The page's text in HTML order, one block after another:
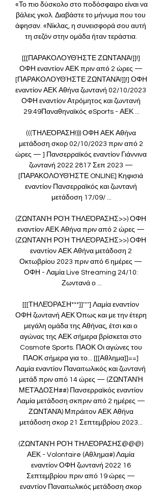
«Το πιο δύσκολο στο ποδόσφαιρο είναι να
βάλεις γκολ. Διαβάστε το μήνυμα που του
άφησαν. «Νίκλας, η συνεισφορά σου αυτή
τη σεζόν στην ομάδα ήταν τεράστια.
[[[ΠΑΡΑΚΟΛΟΥΘΉΣΤΕ ΖΩΝΤΑΝΆ!]]!]
ΟΦΗ εναντίον ΑΕΚ πριν από 2 ώρες —
[ΠΑΡΑΚΟΛΟΥΘΉΣΤΕ ΖΩΝΤΑΝΆ!]]!] ΟΦΗ
εναντίον ΑΕΚ Αθήνα ζωντανή 02/10/2023
ΟΦΗ εναντίον Ατρόμητος και ζωντανή
29:49Παναθηναϊκός eSports - ΑΕΚ ...
(((ΤΗΛΕΌΡΑΣΗ!))) ΟΦΗ ΑΕΚ Αθήνα
μετάδοση σκορ 02/10/2023 πριν από 2
ώρες — ] Πανσερραϊκός εναντίον Γιάννινα
ζωντανή 2022 2817 Σεπ 2023 —
[ΠΑΡΑΚΟΛΟΥΘΉΣΤΕ ONLINE] Κηφισιά
εναντίον Πανσερραϊκός και ζωντανή
μετάδοση 17/09/ ...
(ΖΩΝΤΑΝΉ ΡΟΉ ΤΗΛΕΌΡΑΣΗΣ>>) ΟΦΗ
εναντίον ΑΕΚ Αθήνα πριν από 2 ώρες —
(ΖΩΝΤΑΝΉ ΡΟΉ ΤΗΛΕΌΡΑΣΗΣ>>) ΟΦΗ
εναντίον ΑΕΚ Αθήνα μετάδοση 2
Οκτωβρίου 2023 πριν από 6 ημέρες —
ΟΦΗ - Λαμία Live Streaming 24/10:
Ζωντανά ο ...
[[[ΤΗΛΕΌΡΑΣΗ***]]''''] Λαμία εναντίον
ΟΦΗ ζωντανή ΑΕΚ Όπως και με την έτερη
μεγάλη ομάδα της Αθήνας, έτσι και ο
αγώνας της ΑΕΚ σήμερα βρίσκεται στο
Cosmote Sports. ΠΑΟΚ Οι αγώνες του
ΠΑΟΚ σήμερα για το... [[[Αθλημα]]==]
Λαμία εναντίον Παναιτωλικός και ζωντανή
μετάδ πριν από 14 ώρες — (ΖΩΝΤΑΝΉ
ΜΕΤΆΔΟΣΗ##) Πανσερραϊκός εναντίον
Λαμία μετάδοση σκπριν από 2 ημέρες —
ΖΩΝΤΑΝΆ) Μπράιτον ΑΕΚ Αθήνα
μετάδοση σκορ 21 Σεπτεμβρίου 2023...
(ΖΩΝΤΑΝΉ ΡΟΉ ΤΗΛΕΌΡΑΣΗΣ@@@)
ΑΕΚ - Volontaire (Αθλημα#) Λαμία
εναντίον ΟΦΗ ζωντανή 2022 16
Σεπτεμβρίου πριν από 19 ώρες —
εναντίον Παναιτωλικός μετάδοση σκορ